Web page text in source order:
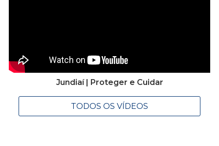
Jundiaí | Proteger e Cuidar
TODOS OS VÍDEOS